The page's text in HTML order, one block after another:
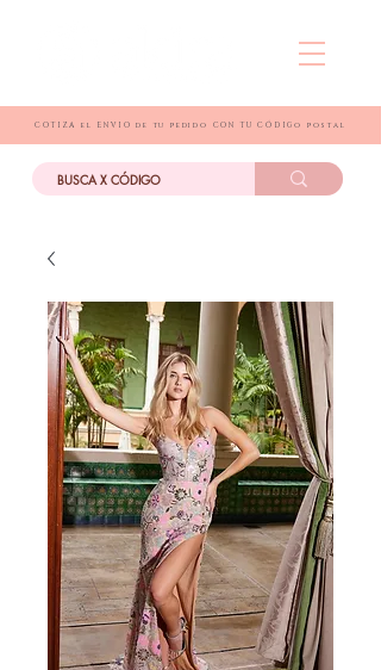
COTIZA el ENVIO de tu pedido CON TU CÓDIGo postal